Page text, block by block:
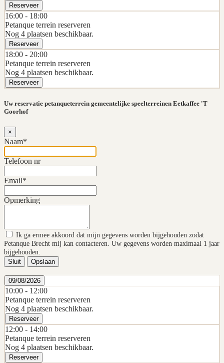
Reserveer
16:00 - 18:00
Petanque terrein reserveren
Nog 4 plaatsen beschikbaar.
Reserveer
18:00 - 20:00
Petanque terrein reserveren
Nog 4 plaatsen beschikbaar.
Reserveer
Uw reservatie petanqueterrein gemeentelijke speelterreinen Eetkaffee 'T
Goorhof
×
Naam*
Telefoon nr
Email*
Opmerking
Ik ga ermee akkoord dat mijn gegevens worden bijgehouden zodat
Petanque Brecht mij kan contacteren. Uw gegevens worden maximaal 1 jaar
bijgehouden.
Sluit Opslaan
09/08/2026
10:00 - 12:00
Petanque terrein reserveren
Nog 4 plaatsen beschikbaar.
Reserveer
12:00 - 14:00
Petanque terrein reserveren
Nog 4 plaatsen beschikbaar.
Reserveer